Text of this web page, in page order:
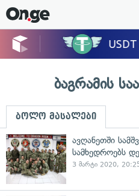
ბაგრამის
ბოლო მასალები
ავღანეთში
სამხედროებს
3 მარტი 2020,